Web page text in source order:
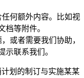
何额外内容。比如视
档等附件。
或者需要我们协助，
示联系我们。
划的制订与实施某某